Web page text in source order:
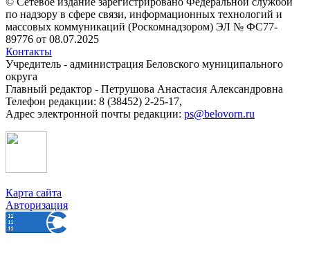
по надзору в сфере связи, информационных технологий и
массовых коммуникаций (Роскомнадзором) ЭЛ № ФС77-
89776 от 08.07.2025
Контакты
Учредитель - администрация Беловского муниципального
округа
Главный редактор - Петрушова Анастасия Александровна
Телефон редакции: 8 (38452) 2-25-17,
Адрес электронной почты редакции: ps@belovorn.ru
Карта сайта
Авторизация